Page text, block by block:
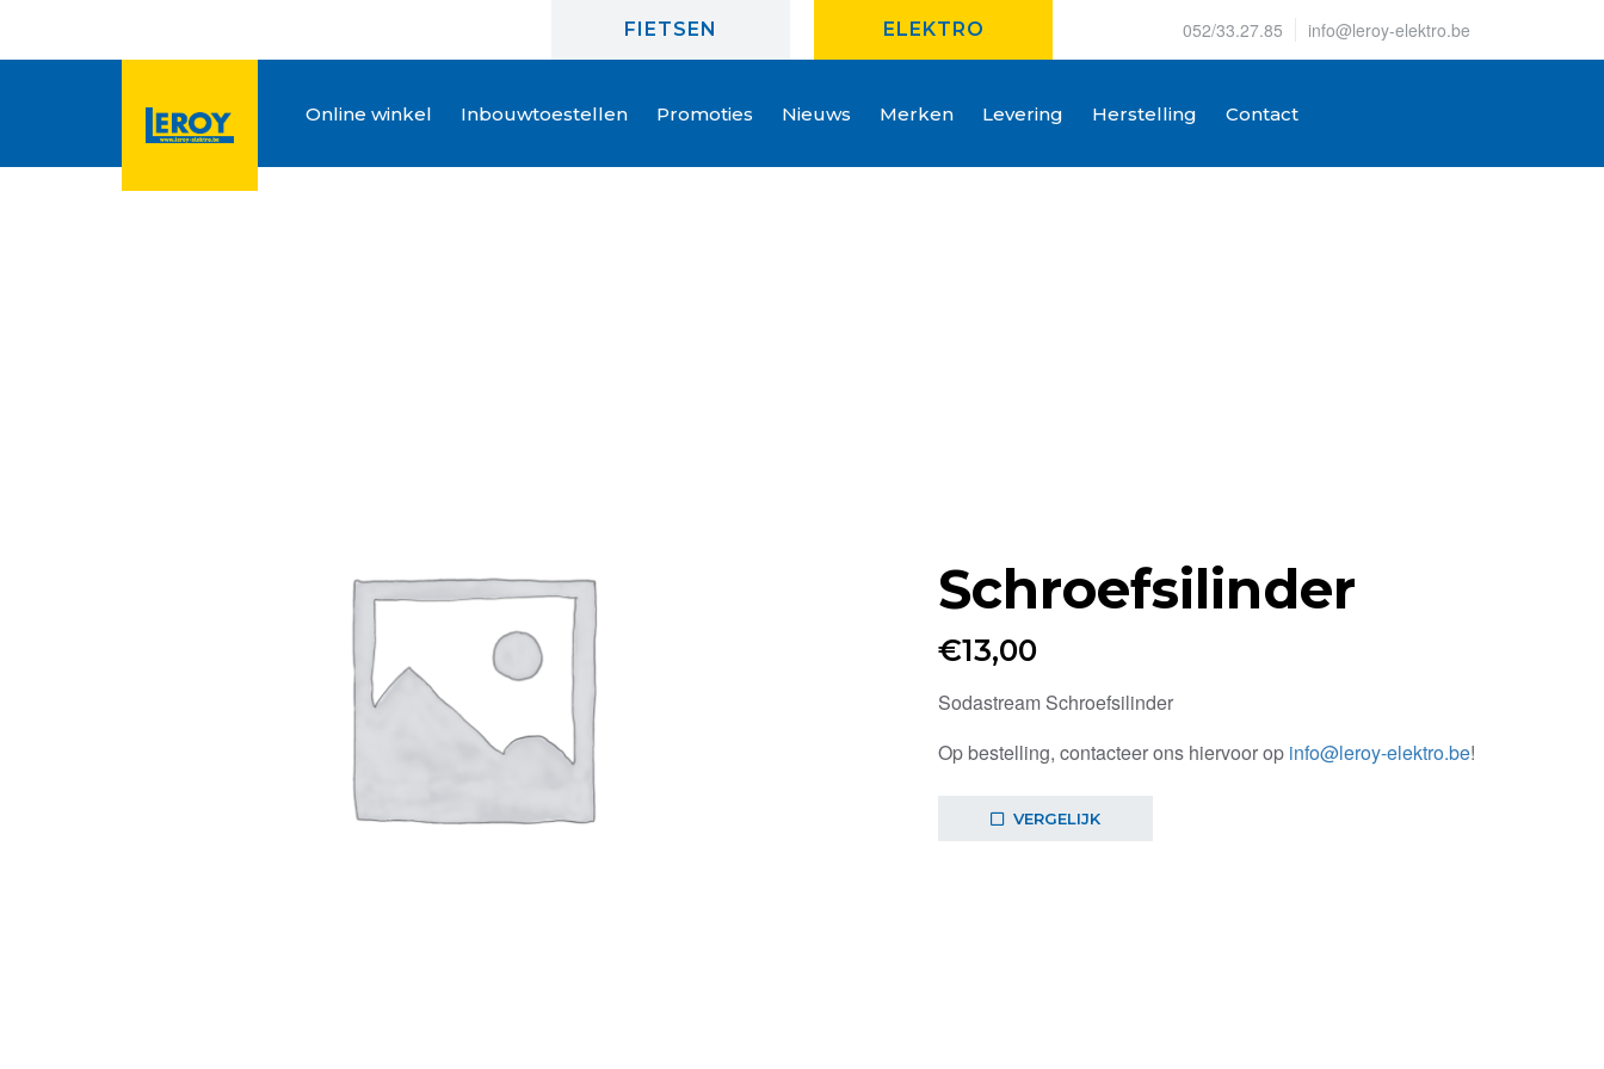
FIETSEN ELEKTRO 052/33.27.85 info@leroy-elektro.be
Online winkel Inbouwtoestellen Promoties Nieuws Merken Levering Herstelling Contact
Schroefsilinder
€13,00
Sodastream Schroefsilinder
Op bestelling, contacteer ons hiervoor op info@leroy-elektro.be!
VERGELIJK